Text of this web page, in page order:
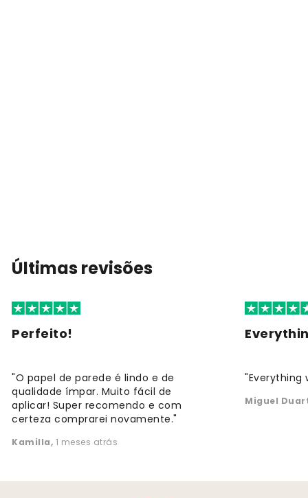
Últimas revisões
Perfeito!
"O papel de parede é lindo e de
qualidade ímpar. Muito fácil de
aplicar! Super recomendo e com
certeza comprarei novamente."
Kamilla, 1 meses atrás
"Everything
Miguel